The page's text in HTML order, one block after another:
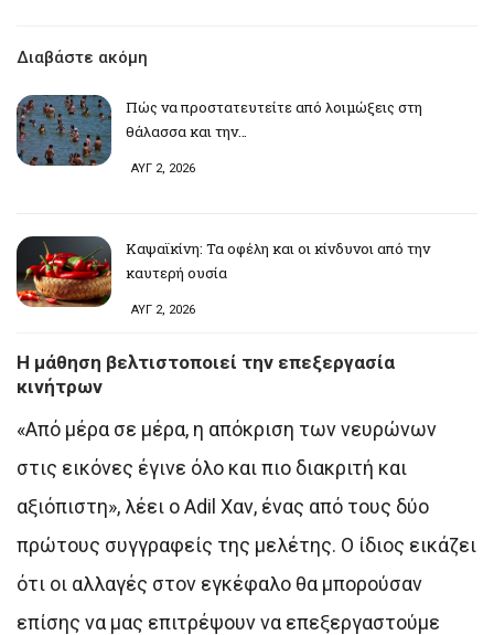
Διαβάστε ακόμη
Πώς να προστατευτείτε από λοιμώξεις στη
θάλασσα και την…
ΑΥΓ 2, 2026
Καψαϊκίνη: Τα οφέλη και οι κίνδυνοι από την
καυτερή ουσία
ΑΥΓ 2, 2026
Η μάθηση βελτιστοποιεί την επεξεργασία
κινήτρων
«Από μέρα σε μέρα, η απόκριση των νευρώνων
στις εικόνες έγινε όλο και πιο διακριτή και
αξιόπιστη», λέει ο Adil Χαν, ένας από τους δύο
πρώτους συγγραφείς της μελέτης. Ο ίδιος εικάζει
ότι οι αλλαγές στον εγκέφαλο θα μπορούσαν
επίσης να μας επιτρέψουν να επεξεργαστούμε